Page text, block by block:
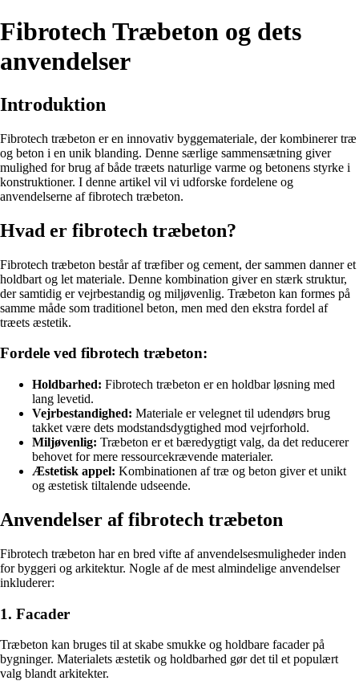
Fibrotech Træbeton og dets
anvendelser
Introduktion
Fibrotech træbeton er en innovativ byggemateriale, der kombinerer træ
og beton i en unik blanding. Denne særlige sammensætning giver
mulighed for brug af både træets naturlige varme og betonens styrke i
konstruktioner. I denne artikel vil vi udforske fordelene og
anvendelserne af fibrotech træbeton.
Hvad er fibrotech træbeton?
Fibrotech træbeton består af træfiber og cement, der sammen danner et
holdbart og let materiale. Denne kombination giver en stærk struktur,
der samtidig er vejrbestandig og miljøvenlig. Træbeton kan formes på
samme måde som traditionel beton, men med den ekstra fordel af
træets æstetik.
Fordele ved fibrotech træbeton:
Holdbarhed: Fibrotech træbeton er en holdbar løsning med
lang levetid.
Vejrbestandighed: Materiale er velegnet til udendørs brug
takket være dets modstandsdygtighed mod vejrforhold.
Miljøvenlig: Træbeton er et bæredygtigt valg, da det reducerer
behovet for mere ressourcekrævende materialer.
Æstetisk appel: Kombinationen af træ og beton giver et unikt
og æstetisk tiltalende udseende.
Anvendelser af fibrotech træbeton
Fibrotech træbeton har en bred vifte af anvendelsesmuligheder inden
for byggeri og arkitektur. Nogle af de mest almindelige anvendelser
inkluderer:
1. Facader
Træbeton kan bruges til at skabe smukke og holdbare facader på
bygninger. Materialets æstetik og holdbarhed gør det til et populært
valg blandt arkitekter.